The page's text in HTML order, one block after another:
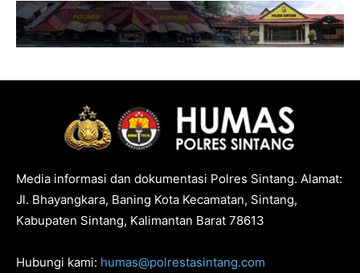
Media informasi dan dokumentasi Polres Sintang. Alamat:
Jl. Bhayangkara, Baning Kota Kecamatan, Sintang,
Kabupaten Sintang, Kalimantan Barat 78613
Hubungi kami: humas@polrestasintang.com